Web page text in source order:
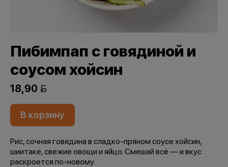
Пибимпап с говядиной и
соусом хойсин
18,90 
В корзину
Рис, сочная говядина в сладко-пряном соусе хойсин,
шиитаке, свежие овощи и яйцо. Смешай всё — и вкус
раскроется по-новому.